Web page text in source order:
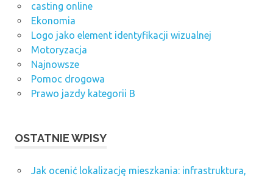
casting online
Ekonomia
Logo jako element identyfikacji wizualnej
Motoryzacja
Najnowsze
Pomoc drogowa
Prawo jazdy kategorii B
OSTATNIE WPISY
Jak ocenić lokalizację mieszkania: infrastruktura,